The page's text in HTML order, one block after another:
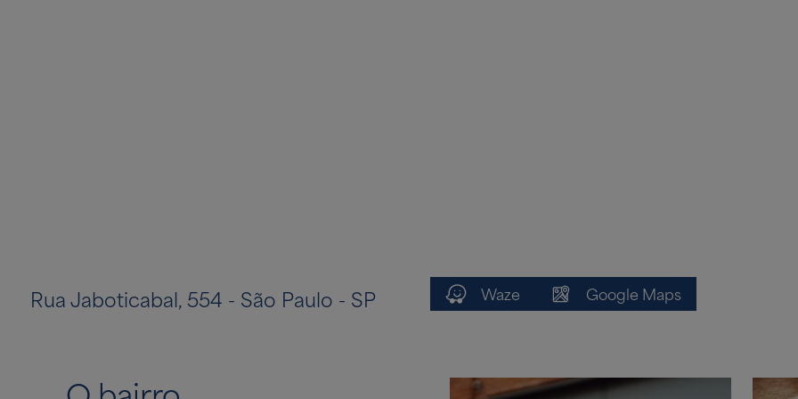
Rua Jaboticabal, 554 - São Paulo - SP Waze Google Maps